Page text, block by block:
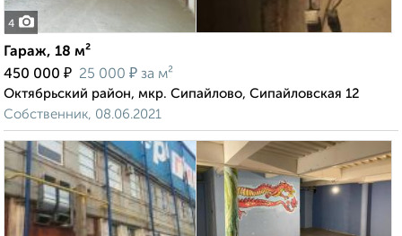
4
Гараж, 18 м²
450 000 ₽ 25 000 ₽ за м²
Октябрьский район, мкр. Сипайлово, Сипайловская 12
Собственник, 08.06.2021